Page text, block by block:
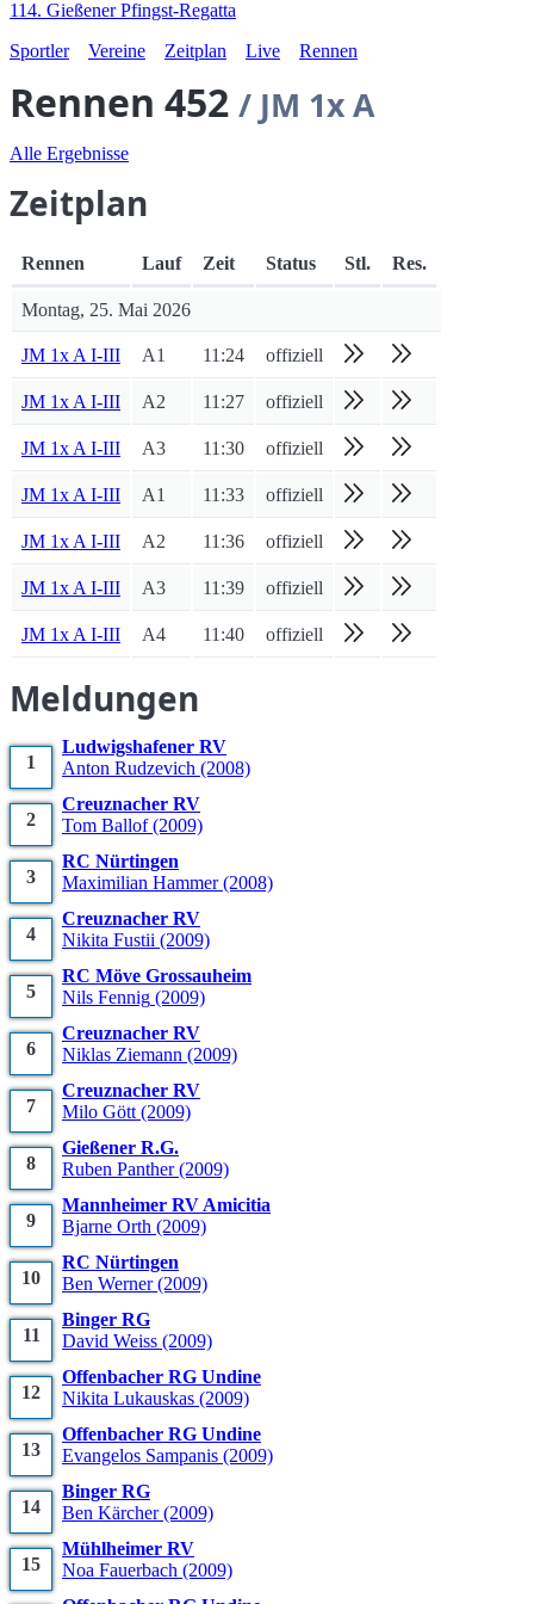
114. Gießener Pfingst-Regatta
Sportler
Vereine Zeitplan Live Rennen
Rennen 452 / JM 1x A
Alle Ergebnisse
Zeitplan
Rennen Lauf Zeit Status Stl. Res.
Montag, 25. Mai 2026
JM 1x A I-III A1 11:24 offiziell
JM 1x A I-III A2 11:27 offiziell
JM 1x A I-III A3 11:30 offiziell
JM 1x A I-III A1 11:33 offiziell
JM 1x A I-III A2 11:36 offiziell
JM 1x A I-III A3 11:39 offiziell
JM 1x A I-III A4 11:40 offiziell
Meldungen
1
Ludwigshafener RV
Anton Rudzevich (2008)
2
Creuznacher RV
Tom Ballof (2009)
3
RC Nürtingen
Maximilian Hammer (2008)
4
Creuznacher RV
Nikita Fustii (2009)
5
RC Möve Grossauheim
Nils Fennig (2009)
6
Creuznacher RV
Niklas Ziemann (2009)
7
Creuznacher RV
Milo Gött (2009)
8
Gießener R.G.
Ruben Panther (2009)
9
Mannheimer RV Amicitia
Bjarne Orth (2009)
10
RC Nürtingen
Ben Werner (2009)
11
Binger RG
David Weiss (2009)
12
Offenbacher RG Undine
Nikita Lukauskas (2009)
13
Offenbacher RG Undine
Evangelos Sampanis (2009)
14
Binger RG
Ben Kärcher (2009)
15
Mühlheimer RV
Noa Fauerbach (2009)